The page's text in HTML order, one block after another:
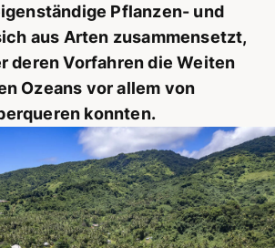
Pflanzen- und
aus Arten zusammensetzt,
deren Vorfahren die Weiten
Ozeans vor allem von
konnten.